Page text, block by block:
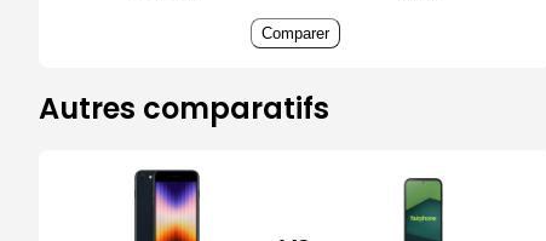
Comparer
Autres comparatifs